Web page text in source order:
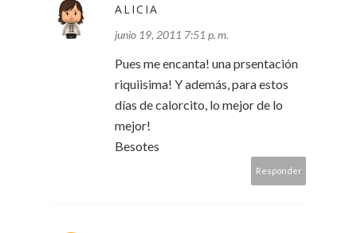
ALICIA
junio 19, 2011 7:51 p. m.
Pues me encanta! una prsentación
riquiisima! Y además, para estos
días de calorcito, lo mejor de lo
mejor!
Besotes
Responder